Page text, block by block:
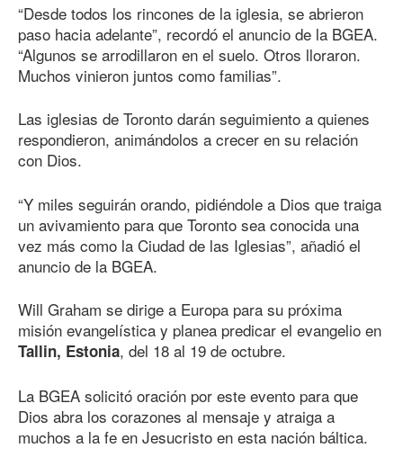
“Desde todos los rincones de la iglesia, se abrieron
paso hacia adelante”, recordó el anuncio de la BGEA.
“Algunos se arrodillaron en el suelo. Otros lloraron.
Muchos vinieron juntos como familias”.
Las iglesias de Toronto darán seguimiento a quienes
respondieron, animándolos a crecer en su relación
con Dios.
“Y miles seguirán orando, pidiéndole a Dios que traiga
un avivamiento para que Toronto sea conocida una
vez más como la Ciudad de las Iglesias”, añadió el
anuncio de la BGEA.
Will Graham se dirige a Europa para su próxima
misión evangelística y planea predicar el evangelio en
Tallin, Estonia, del 18 al 19 de octubre.
La BGEA solicitó oración por este evento para que
Dios abra los corazones al mensaje y atraiga a
muchos a la fe en Jesucristo en esta nación báltica.